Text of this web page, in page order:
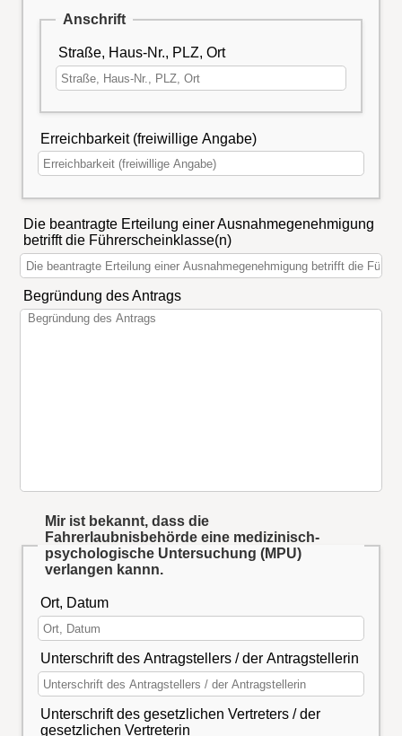
Anschrift
Straße, Haus-Nr., PLZ, Ort
Erreichbarkeit (freiwillige Angabe)
Die beantragte Erteilung einer Ausnahmegenehmigung
betrifft die Führerscheinklasse(n)
Begründung des Antrags
Mir ist bekannt, dass die
Fahrerlaubnisbehörde eine medizinisch-
psychologische Untersuchung (MPU)
verlangen kannn.
Ort, Datum
Unterschrift des Antragstellers / der Antragstellerin
Unterschrift des gesetzlichen Vertreters / der
gesetzlichen Vertreterin